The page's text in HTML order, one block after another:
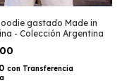
gastado Made in
- Colección Argentina
con Transferencia